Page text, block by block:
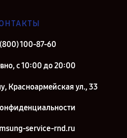
100-87-60
с 10:00 до 20:00
Красноармейская ул., 33
service-rnd.ru